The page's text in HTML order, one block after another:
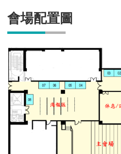
會場配置圖